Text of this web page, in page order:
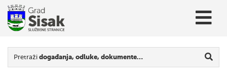
Pretraži događanja, odluke, dokumente…